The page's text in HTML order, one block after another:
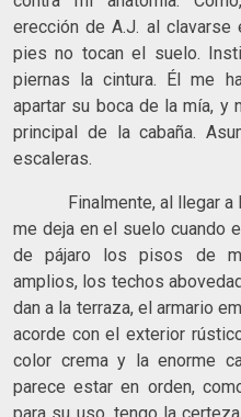
erección de A.J. al clavarse
pies no tocan el suelo.
piernas la cintura. Él me
apartar su boca de la mía, y
principal de la cabaña.
escaleras.
Finalmente, al llegar a la
me deja en el suelo cuando
de pájaro los pisos de
amplios, los techos
dan a la terraza, el armario
acorde con el exterior
color crema y la enorme
parece estar en orden,
para su uso, tengo la